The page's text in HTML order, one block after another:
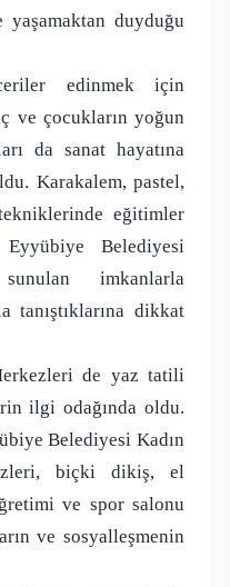
duyduğu
edinmek için
ve çocukların yoğun
da sanat hayatına
Karakalem, pastel,
eğitimler
Belediyesi
imkanlarla
tanıştıklarına dikkat
de yaz tatili
ilgi odağında oldu.
Belediyesi Kadın
biçki dikiş, el
ve spor salonu
ve sosyalleşmenin